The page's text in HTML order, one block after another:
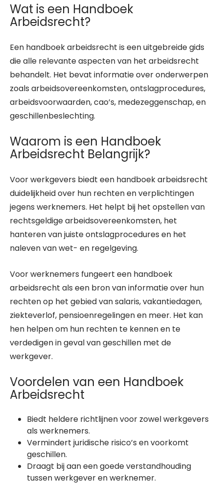
Wat is een Handboek
Arbeidsrecht?
Een handboek arbeidsrecht is een uitgebreide gids
die alle relevante aspecten van het arbeidsrecht
behandelt. Het bevat informatie over onderwerpen
zoals arbeidsovereenkomsten, ontslagprocedures,
arbeidsvoorwaarden, cao’s, medezeggenschap, en
geschillenbeslechting.
Waarom is een Handboek
Arbeidsrecht Belangrijk?
Voor werkgevers biedt een handboek arbeidsrecht
duidelijkheid over hun rechten en verplichtingen
jegens werknemers. Het helpt bij het opstellen van
rechtsgeldige arbeidsovereenkomsten, het
hanteren van juiste ontslagprocedures en het
naleven van wet- en regelgeving.
Voor werknemers fungeert een handboek
arbeidsrecht als een bron van informatie over hun
rechten op het gebied van salaris, vakantiedagen,
ziekteverlof, pensioenregelingen en meer. Het kan
hen helpen om hun rechten te kennen en te
verdedigen in geval van geschillen met de
werkgever.
Voordelen van een Handboek
Arbeidsrecht
Biedt heldere richtlijnen voor zowel werkgevers
als werknemers.
Vermindert juridische risico’s en voorkomt
geschillen.
Draagt bij aan een goede verstandhouding
tussen werkgever en werknemer.